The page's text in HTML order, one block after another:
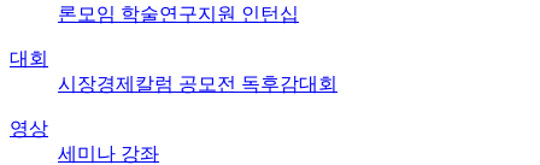
론모임 학술연구지원 인턴십
대회
시장경제칼럼 공모전 독후감대회
영상
세미나 강좌